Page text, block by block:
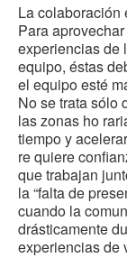
La colaboración
Para
experiencias de
equipo, éstas
el equipo esté
No se trata sólo
las zonas ho
tiempo y
re quiere
que trabajan
la “falta de
cuando la
drásticamente
experiencias de